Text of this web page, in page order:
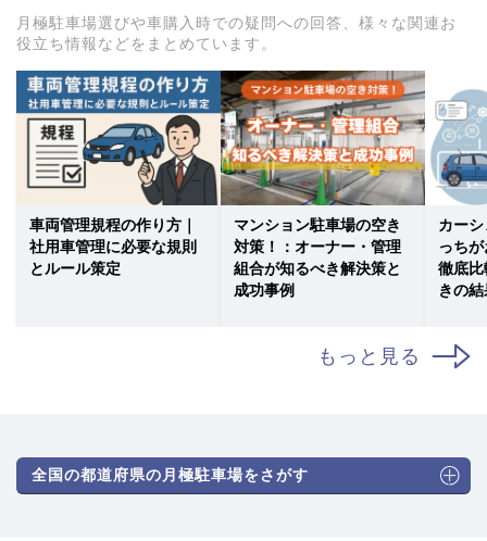
月極駐車場選びや車購入時での疑問への回答、様々な関連お
役立ち情報などをまとめています。
車両管理規程の作り方｜
社用車管理に必要な規則
とルール策定
マンション駐車場の空き
対策！：オーナー・管理
組合が知るべき解決策と
成功事例
カー
っち
徹底
きの
もっと見る
全国の都道府県の月極駐車場をさがす